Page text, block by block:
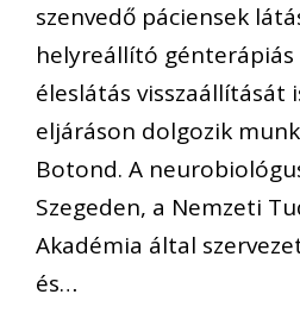
szenvedő páciensek
helyreállító génterápiás
éleslátás visszaállítását
eljáráson dolgozik
Botond. A
Szegeden, a Nemzeti
Akadémia által
és…